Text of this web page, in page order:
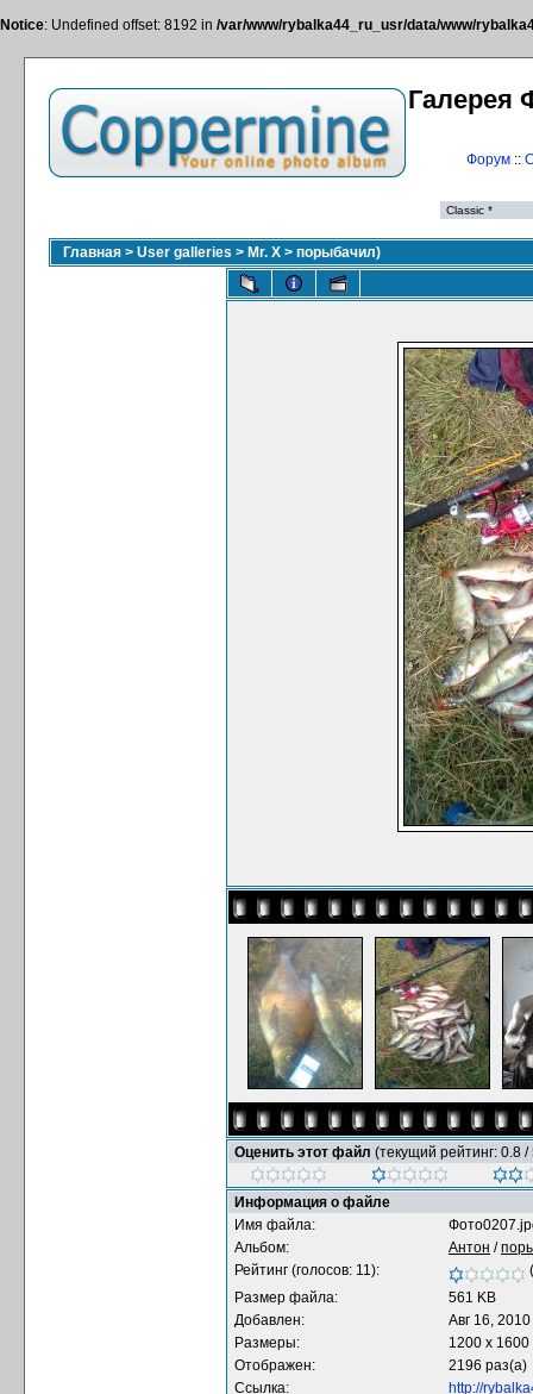
Notice: Undefined offset: 8192 in /var/www/rybalka44_ru_usr/data/www/
Галерея
Форум::
Главная > User galleries > Mr. X > порыбачил)
Оценить этот файл (текущий рейтинг: 0.8 /
Информация о файле
Имя файла:
Альбом:
Антон /
Рейтинг (голосов: 11):
(
Размер файла:
561 KB
Добавлен:
Авг 16, 2010
Размеры:
1200 x 1600
Отображен:
2196 раз(а)
Ссылка:
http://